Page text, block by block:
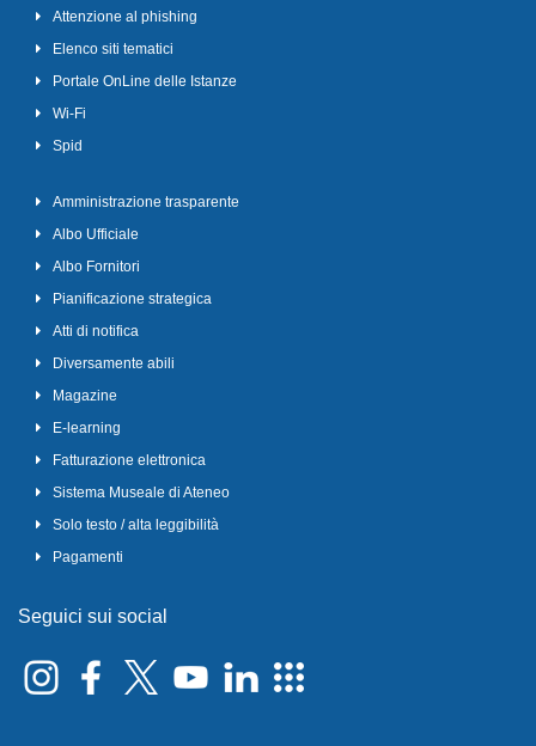
Attenzione al phishing
Elenco siti tematici
Portale OnLine delle Istanze
Wi-Fi
Spid
Amministrazione trasparente
Albo Ufficiale
Albo Fornitori
Pianificazione strategica
Atti di notifica
Diversamente abili
Magazine
E-learning
Fatturazione elettronica
Sistema Museale di Ateneo
Solo testo / alta leggibilità
Pagamenti
Seguici sui social